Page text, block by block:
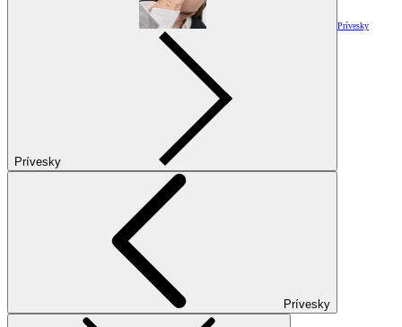
Prívesky
Prívesky
Prívesky